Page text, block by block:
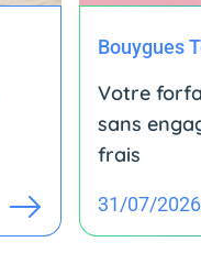
Bouygues
Votre
sans
frais
31/07/2026